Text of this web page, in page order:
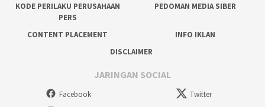
KODE PERILAKU PERUSAHAAN
PERS
PEDOMAN MEDIA SIBER
CONTENT PLACEMENT
INFO IKLAN
DISCLAIMER
JARINGAN SOCIAL
Facebook
Twitter